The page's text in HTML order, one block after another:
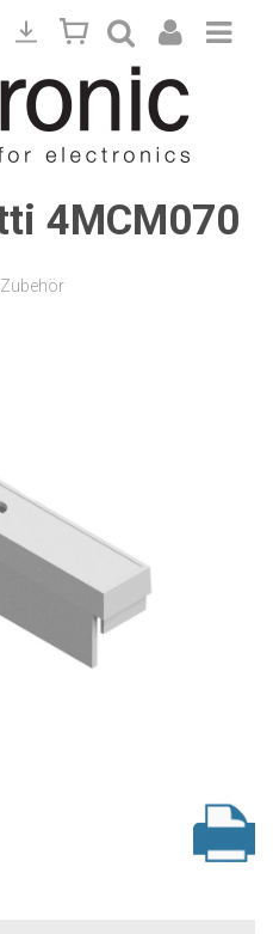
4MCM070
Zubehör